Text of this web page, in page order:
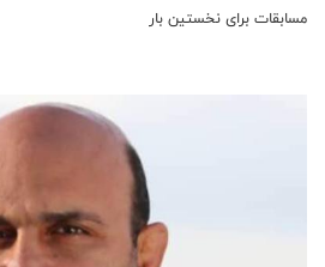
مسابقات برای نخستین بار